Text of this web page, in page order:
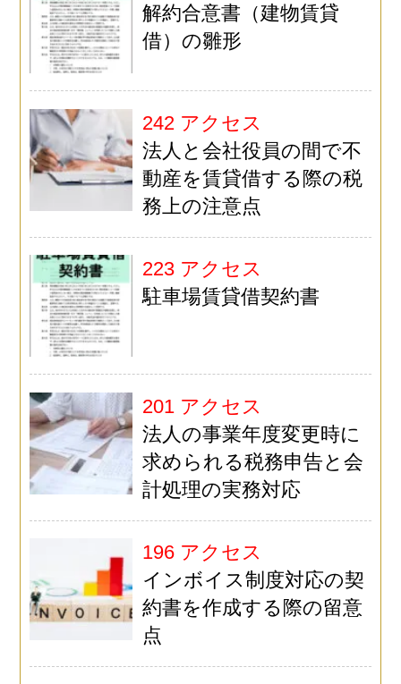
解約合意書（建物賃貸
借）の雛形
242 アクセス
法人と会社役員の間で不
動産を賃貸借する際の税
務上の注意点
223 アクセス
駐車場賃貸借契約書
201 アクセス
法人の事業年度変更時に
求められる税務申告と会
計処理の実務対応
196 アクセス
インボイス制度対応の契
約書を作成する際の留意
点